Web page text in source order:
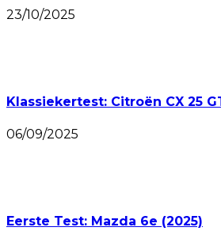
23/10/2025
Klassiekertest: Citroën CX 25
06/09/2025
Eerste Test: Mazda 6e (2025)